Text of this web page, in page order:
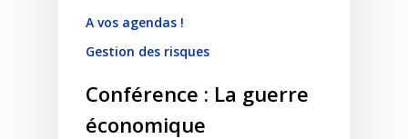
A vos agendas !
Gestion des risques
Conférence : La guerre
économique